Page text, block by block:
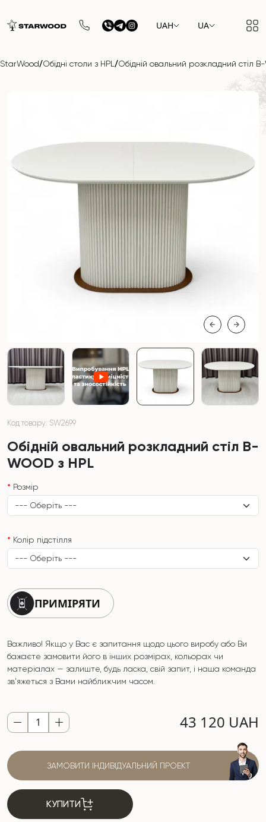
UAH UA
StarWood/Обідні столи з HPL /Обідній овальний розкладний стіл
Код товару: SW2699
Обідній овальний розкладний стіл B-
WOOD з HPL
Розмір
Колір підстілля
ПРИМІРЯТИ
Важливо! Якщо у Вас є запитання щодо цього виробу або Ви
бажаєте замовити його в інших розмірах, кольорах чи
матеріалах — залиште, будь ласка, свій запит, і наша команда
зв'яжеться з Вами найближчим часом.
43 120 UAH
ЗАМОВИТИ ІНДИВІДУАЛЬНИЙ ПРОЕКТ
КУПИТИ